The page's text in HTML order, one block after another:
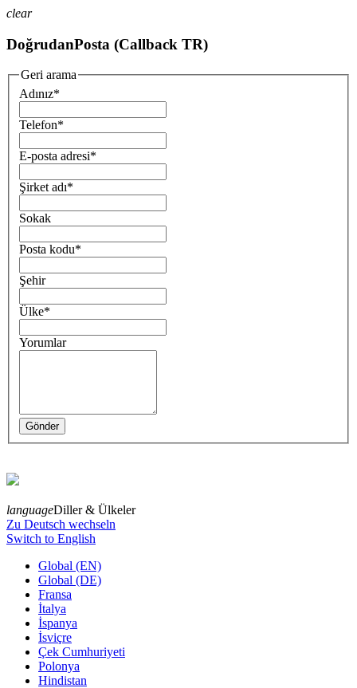
clear
DoğrudanPosta (Callback TR)
Geri arama
Adınız*
Telefon*
E-posta adresi*
Şirket adı*
Sokak
Posta kodu*
Şehir
Ülke*
Yorumlar
languageDiller & Ülkeler
Zu Deutsch wechseln
Switch to English
Global (EN)
Global (DE)
Fransa
İtalya
İspanya
İsviçre
Çek Cumhuriyeti
Polonya
Hindistan